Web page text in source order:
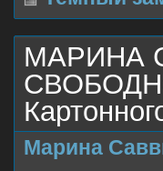
МАРИНА
Марина